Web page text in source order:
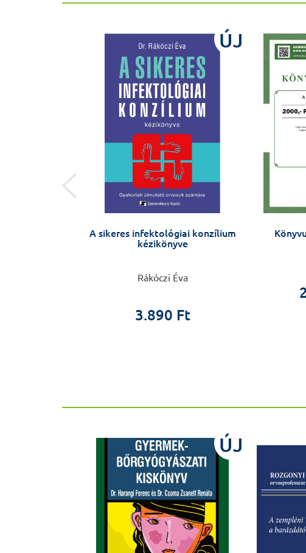
ÚJ
A sikeres infektológiai konzílium
kézikönyve
Rákóczi Éva
3.890 Ft
ÚJ